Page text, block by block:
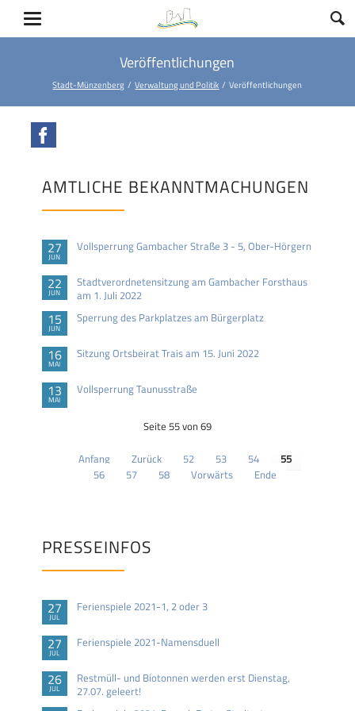
Veröffentlichungen
Stadt-Münzenberg Verwaltung und Politik Veröffentlichungen
AMTLICHE BEKANNTMACHUNGEN
27
JUN
Vollsperrung Gambacher Straße 3 - 5, Ober-Hörgern
22
JUN
Stadtverordnetensitzung am Gambacher Forsthaus
am 1. Juli 2022
15
JUN
Sperrung des Parkplatzes am Bürgerplatz
16
MAI
Sitzung Ortsbeirat Trais am 15. Juni 2022
13
MAI
Vollsperrung Taunusstraße
Seite 55 von 69
Anfang Zurück 52 53 54
55
56
57 58 Vorwärts Ende
PRESSEINFOS
27
JUL
Ferienspiele 2021-1, 2 oder 3
27
JUL
Ferienspiele 2021-Namensduell
26
JUL
Restmüll- und Biotonnen werden erst Dienstag,
27.07. geleert!